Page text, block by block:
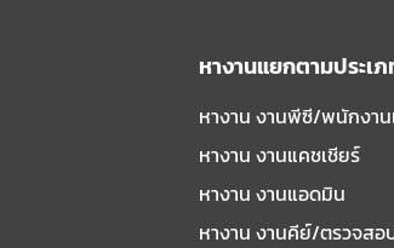
หางานแยกตามประเ
หางาน งานพีซี/พนักงาน
หางาน งานแคชเชียร์
หางาน งานแอดมิน
หางาน งานคีย์/ตรวจสอ